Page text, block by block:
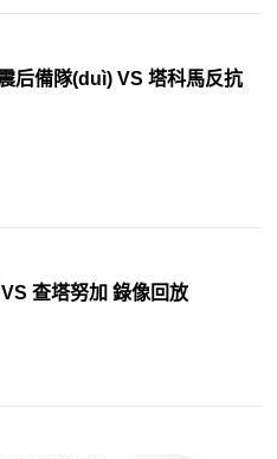
后備隊(duì) VS 塔科馬反抗
查塔努加 錄像回放